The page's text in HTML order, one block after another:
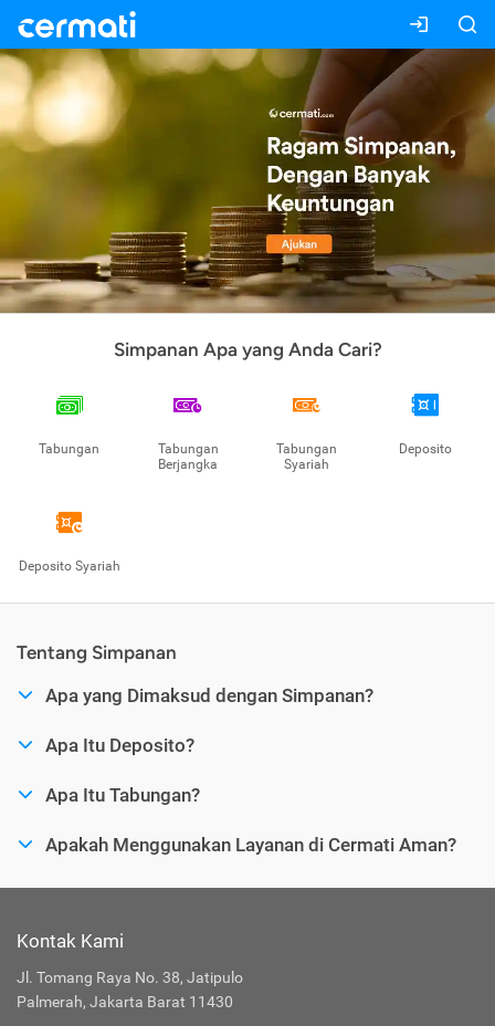
Simpanan Apa yang Anda Cari?
Tabungan
Tabungan
Berjangka
Tabungan
Syariah
Deposito
Deposito Syariah
Tentang Simpanan
Apa yang Dimaksud dengan Simpanan?
Apa Itu Deposito?
Apa Itu Tabungan?
Apakah Menggunakan Layanan di Cermati Aman?
Kontak Kami
Jl. Tomang Raya No. 38, Jatipulo
Palmerah, Jakarta Barat 11430